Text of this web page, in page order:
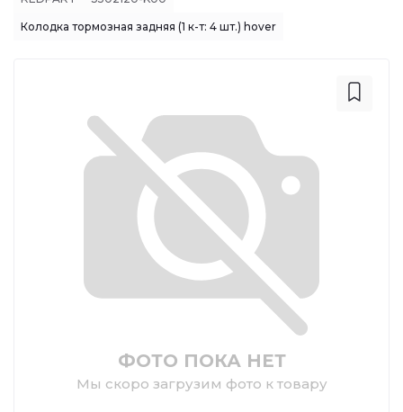
Колодка тормозная задняя (1 к-т: 4 шт.) hover
ФОТО ПОКА НЕТ
Мы скоро загрузим фото к товару